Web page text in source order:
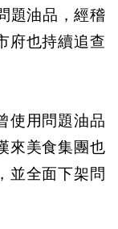
題油品，經稽
府也持續追查
使用問題油品
來美食集團也
並全面下架問